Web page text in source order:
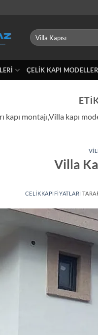
Ara:
ÇELIK KAPI
kapı montajı,Villa kapı
Villa
CELIKKAPIFIYATLARI